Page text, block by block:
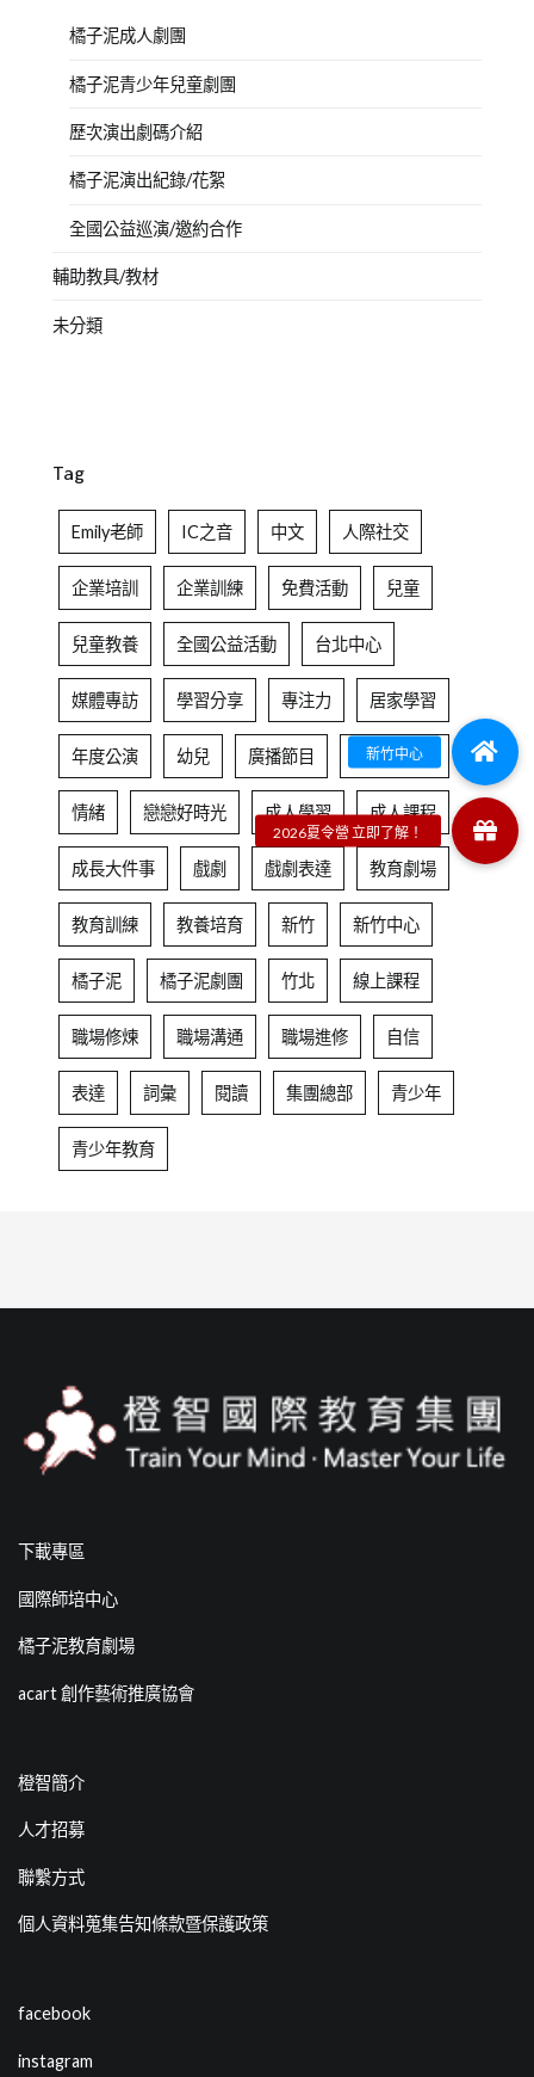
橘子泥成人劇團
橘子泥青少年兒童劇團
歷次演出劇碼介紹
橘子泥演出紀錄/花絮
全國公益巡演/邀約合作
輔助教具/教材
未分類
Tag
Emily老師 IC之音 中文 人際社交
企業培訓 企業訓練 免費活動 兒童
兒童教養 全國公益活動 台北中心
媒體專訪 學習分享 專注力 居家學習
年度公演 幼兒 廣播節目 快樂芬多精
情緒 戀戀好時光 成人學習 成人課程
成長大件事 戲劇 戲劇表達 教育劇場
教育訓練 教養培育 新竹 新竹中心
橘子泥 橘子泥劇團 竹北 線上課程
職場修煉 職場溝通 職場進修 自信
表達 詞彙 閱讀 集團總部 青少年
青少年教育
下載專區
國際師培中心
橘子泥教育劇場
acart 創作藝術推廣協會
橙智簡介
人才招募
聯繫方式
個人資料蒐集告知條款暨保護政策
facebook
instagram